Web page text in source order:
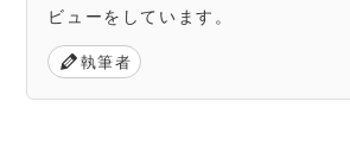
ビューをしています。
執筆者